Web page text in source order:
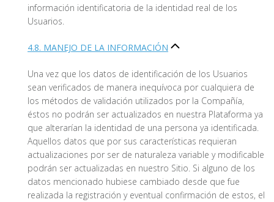
información identificatoria de la identidad real de los
Usuarios.
4.8. MANEJO DE LA INFORMACIÓN
Una vez que los datos de identificación de los Usuarios
sean verificados de manera inequívoca por cualquiera de
los métodos de validación utilizados por la Compañía,
éstos no podrán ser actualizados en nuestra Plataforma ya
que alterarían la identidad de una persona ya identificada.
Aquellos datos que por sus características requieran
actualizaciones por ser de naturaleza variable y modificable
podrán ser actualizadas en nuestro Sitio. Si alguno de los
datos mencionado hubiese cambiado desde que fue
realizada la registración y eventual confirmación de estos, el